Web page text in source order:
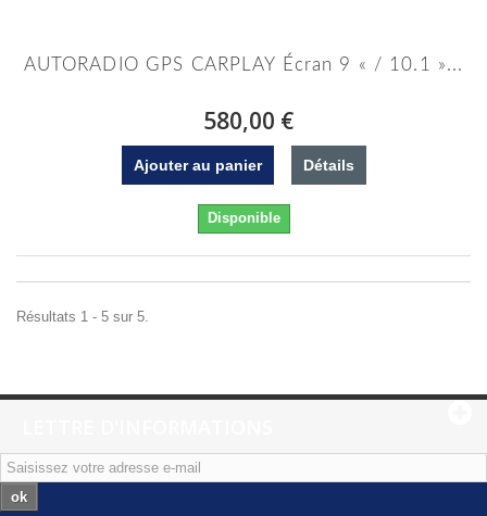
AUTORADIO GPS CARPLAY Écran 9 « / 10.1 »...
580,00 €
Ajouter au panier Détails
Disponible
Résultats 1 - 5 sur 5.
ok